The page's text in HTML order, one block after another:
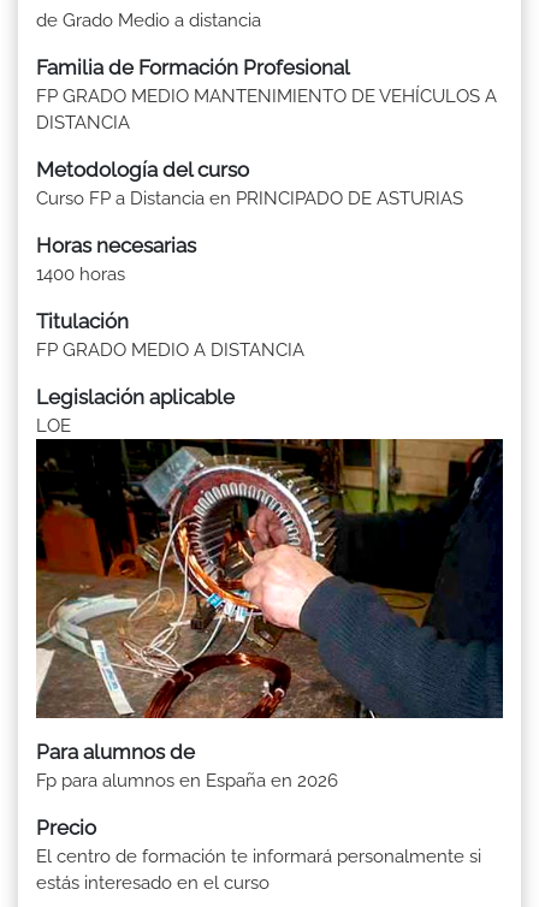
de Grado Medio a distancia
Familia de Formación Profesional
FP GRADO MEDIO MANTENIMIENTO DE VEHÍCULOS A
DISTANCIA
Metodología del curso
Curso FP a Distancia en PRINCIPADO DE ASTURIAS
Horas necesarias
1400 horas
Titulación
FP GRADO MEDIO A DISTANCIA
Legislación aplicable
LOE
Para alumnos de
Fp para alumnos en España en 2026
Precio
El centro de formación te informará personalmente si
estás interesado en el curso